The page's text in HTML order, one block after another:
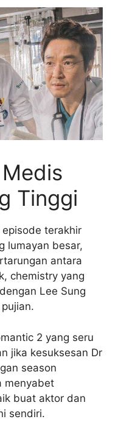
Tinggi
episode terakhir
lumayan besar,
antara
chemistry yang
Lee Sung
2 yang seru
jika kesuksesan Dr
season
menyabet
buat aktor dan
sendiri.